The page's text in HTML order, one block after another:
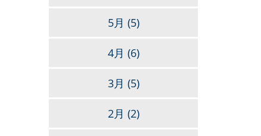
5月 (5)
4月 (6)
3月 (5)
2月 (2)